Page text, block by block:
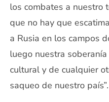
los combates a nuestro
que no hay que
a Rusia en los campos
luego nuestra
cultural y de cualquier
saqueo de nuestro país”.